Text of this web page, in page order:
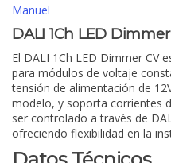
Manuel
DALI 1Ch LED
El DALI 1Ch LED Dimmer CV
para módulos de voltaje
tensión de alimentación de
modelo, y soporta corrientes
ser controlado a través de
ofreciendo flexibilidad en la